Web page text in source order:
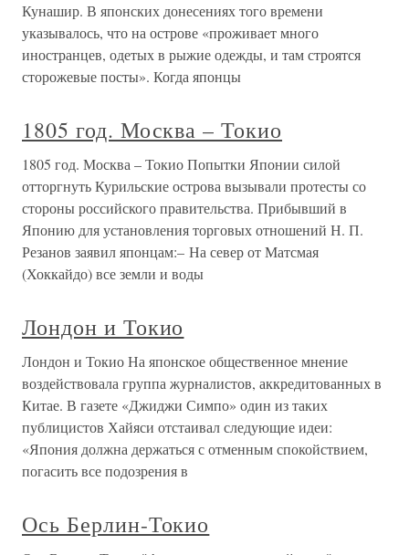
Кунашир. В японских донесениях того времени
указывалось, что на острове «проживает много
иностранцев, одетых в рыжие одежды, и там строятся
сторожевые посты». Когда японцы
1805 год. Москва – Токио
1805 год. Москва – Токио Попытки Японии силой
отторгнуть Курильские острова вызывали протесты со
стороны российского правительства. Прибывший в
Японию для установления торговых отношений Н. П.
Резанов заявил японцам:– На север от Матсмая
(Хоккайдо) все земли и воды
Лондон и Токио
Лондон и Токио На японское общественное мнение
воздействовала группа журналистов, аккредитованных в
Китае. В газете «Джиджи Симпо» один из таких
публицистов Хайяси отстаивал следующие идеи:
«Япония должна держаться с отменным спокойствием,
погасить все подозрения в
Ось Берлин-Токио